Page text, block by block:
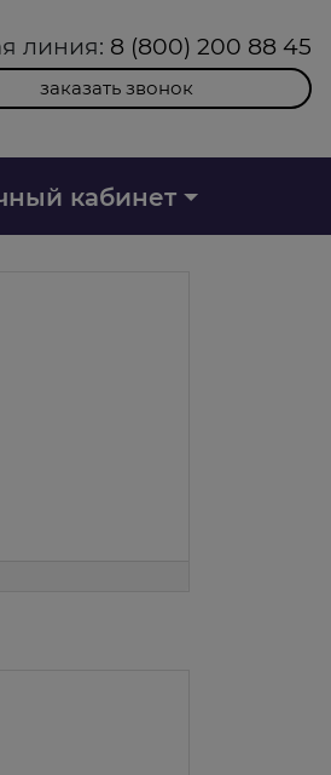
линия: 8 (800) 200 88 45
заказать звонок
кабинет